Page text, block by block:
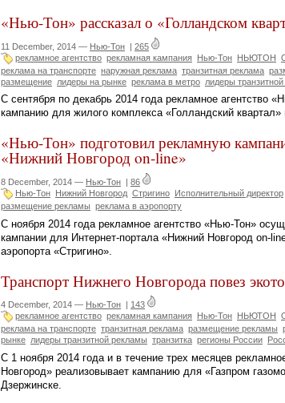
«Нью-Тон» рассказал о «Голландском
11 December, 2014 — Нью-Тон | 265
рекламное агентство рекламная кампания Нью-Тон НЬЮТОН
реклама на транспорте наружная реклама транзитная реклама
размещение лидеры на рынке реклама в метро лидеры
С сентября по декабрь 2014 года рекламное агентство
кампанию для жилого комплекса «Голландский
«Нью-Тон» подготовил рекламную
«Нижний Новгород on-line»
8 December, 2014 — Нью-Тон | 86
Нью-Тон Нижний Новгород Стригино Исполнительный директор
размещение рекламы реклама в аэропорту
С ноября 2014 года рекламное агентство «Нью-Тон»
кампании для Интернет-портала «Нижний Новгород on-
аэропорта «Стригино».
Транспорт Нижнего Новгорода повез
4 December, 2014 — Нью-Тон
143
рекламное агентство рекламная кампания Нью-Тон НЬЮТОН
реклама на транспорте транзитная реклама размещение рекламы
рынке лидеры транзитной рекламы транзитка регионы России
С 1 ноября 2014 года и в течение трех месяцев
Новгород» реализовывает кампанию для «Газпром
Дзержинске.